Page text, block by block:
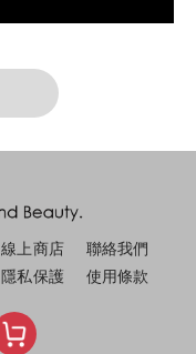
線上商店
聯絡我們
隱私保護 使用條款